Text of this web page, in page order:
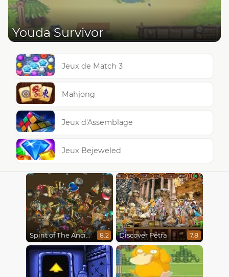
Youda Survivor
Jeux de Match 3
Mahjong
Jeux d'Assemblage
Jeux Bejeweled
Spirit of The Ancient Forest 8.2 Discover Petra 7.8